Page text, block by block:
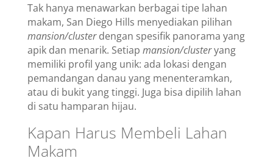
Tak hanya menawarkan berbagai tipe lahan
makam, San Diego Hills menyediakan pilihan
mansion/clusterdengan spesifik panorama yang
apik dan menarik. Setiap mansion/clusteryang
memiliki profil yang unik: ada lokasi dengan
pemandangan danau yang menenteramkan,
atau di bukit yang tinggi. Juga bisa dipilih lahan
di satu hamparan hijau.
Kapan Harus Membeli Lahan
Makam